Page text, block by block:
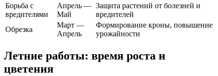
Борьба с
вредителями
Апрель —
Май
Защита растений от болезней и
вредителей
Обрезка
Март —
Апрель
Формирование кроны, повышение
урожайности
Летние работы: время роста и
цветения